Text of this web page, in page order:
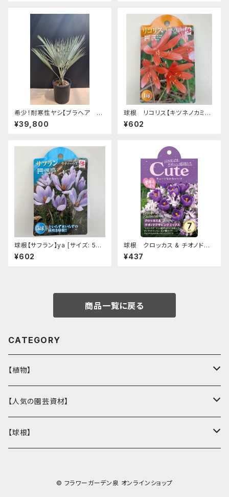
希少！耐寒性ヤシ【ブラヘア ア
ルマータ】実生株 [サイズ: 鉢サ
イズ：Φ25×h28㎝]
¥39,800
球根 リコリス【キツネノカミソ
リ】ya [サイズ: 1球入り]
¥602
球根【サフラン】ya [サイズ: 5球
入り]
¥602
球根 クロッカス & チオノドク
サ Cuteシリーズ 【ピンクミッ
クス】are [サイズ: 7球入り]
¥437
商品一覧に戻る
CATEGORY
【植物】
花壇苗
サトウ園芸オリジナル
季節の植物
【人気の園芸資材】
ここでしか買えない！オリジナル商品
【球根】
© フラワーガーデン泉 オンラインショップ